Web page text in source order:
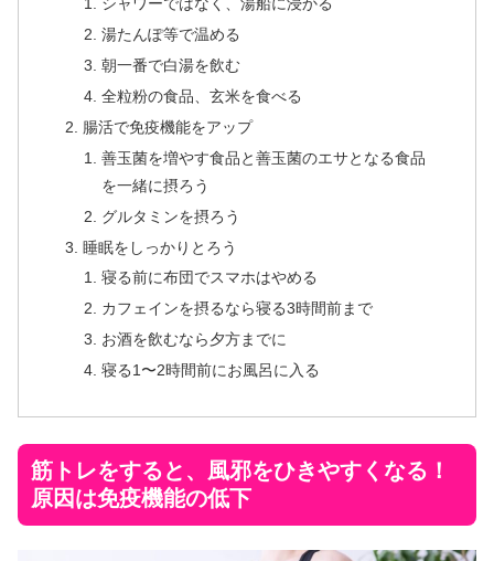
シャワーではなく、湯船に浸かる
湯たんぽ等で温める
朝一番で白湯を飲む
全粒粉の食品、玄米を食べる
腸活で免疫機能をアップ
善玉菌を増やす食品と善玉菌のエサとなる食品
を一緒に摂ろう
グルタミンを摂ろう
睡眠をしっかりとろう
寝る前に布団でスマホはやめる
カフェインを摂るなら寝る3時間前まで
お酒を飲むなら夕方までに
寝る1〜2時間前にお風呂に入る
筋トレをすると、風邪をひきやすくなる！
原因は免疫機能の低下